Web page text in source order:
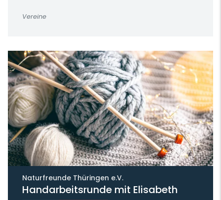
Vereine
Naturfreunde Thüringen e.V.
Handarbeitsrunde mit Elisabeth